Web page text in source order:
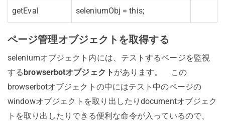
getEval seleniumObj = this;
ページ管理オブジェクトを取得する
seleniumオブジェクト内には、テストするページを監視
する browserbotオブジェクト があります。 この
browserbotオブジェクトの中にはテスト中のページの
windowオブジェクトを取り出したりdocumentオブジェク
トを取り出したりできる便利な命令が入っているので、